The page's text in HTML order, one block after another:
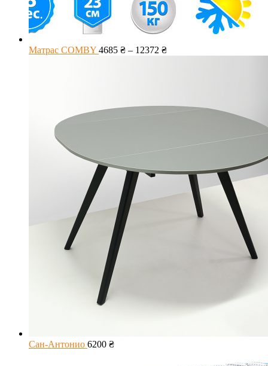
Матрас COMBY 4685 ₴ – 12372 ₴
Сан-Антонио 6200 ₴